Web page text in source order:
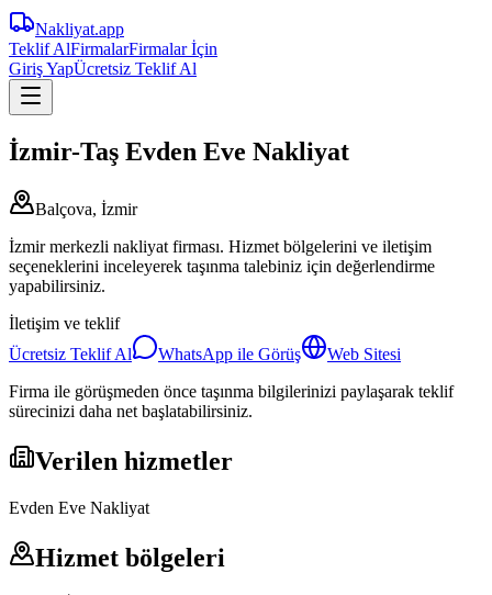
Nakliyat.app
Teklif AlFirmalarFirmalar İçin
Giriş YapÜcretsiz Teklif Al
İzmir-Taş Evden Eve Nakliyat
Balçova, İzmir
İzmir merkezli nakliyat firması. Hizmet bölgelerini ve iletişim
seçeneklerini inceleyerek taşınma talebiniz için değerlendirme
yapabilirsiniz.
İletişim ve teklif
Ücretsiz Teklif Al
WhatsApp ile Görüş
Web Sitesi
Firma ile görüşmeden önce taşınma bilgilerinizi paylaşarak teklif
sürecinizi daha net başlatabilirsiniz.
Verilen hizmetler
Evden Eve Nakliyat
Hizmet bölgeleri